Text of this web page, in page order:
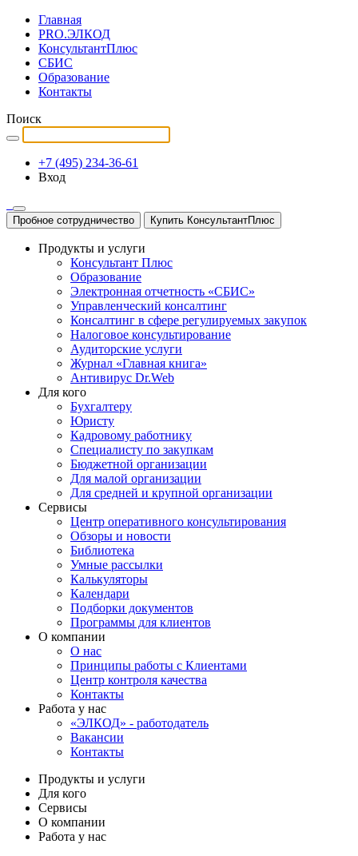
Главная
PRO.ЭЛКОД
КонсультантПлюс
СБИС
Образование
Контакты
Поиск
+7 (495) 234-36-61
Вход
Пробное сотрудничество Купить КонсультантПлюс
Продукты и услуги
Консультант Плюс
Образование
Электронная отчетность «СБИС»
Управленческий консалтинг
Консалтинг в сфере регулируемых закупок
Налоговое консультирование
Аудиторские услуги
Журнал «Главная книга»
Антивирус Dr.Web
Для кого
Бухгалтеру
Юристу
Кадровому работнику
Специалисту по закупкам
Бюджетной организации
Для малой организации
Для средней и крупной организации
Сервисы
Центр оперативного консультирования
Обзоры и новости
Библиотека
Умные рассылки
Калькуляторы
Календари
Подборки документов
Программы для клиентов
О компании
О нас
Принципы работы с Клиентами
Центр контроля качества
Контакты
Работа у нас
«ЭЛКОД» - работодатель
Вакансии
Контакты
Продукты и услуги
Для кого
Сервисы
О компании
Работа у нас